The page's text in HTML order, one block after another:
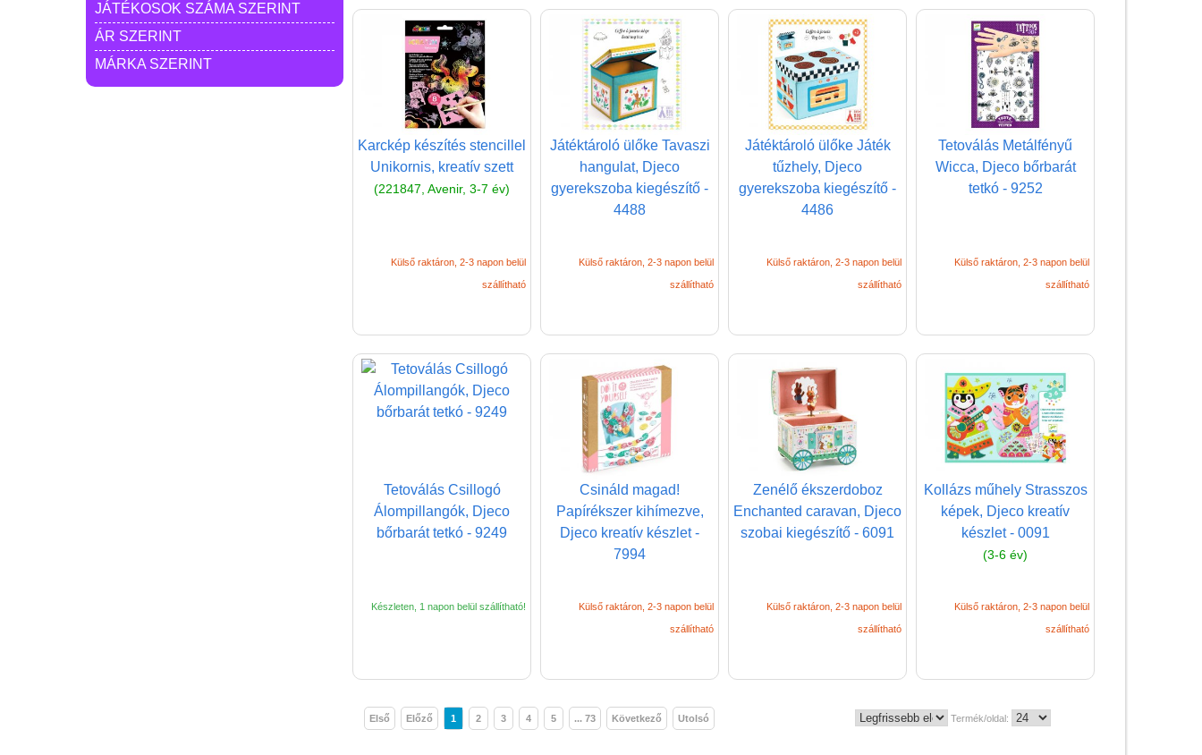
JÁTÉKOSOK SZÁMA SZERINT
ÁR SZERINT
MÁRKA SZERINT
Karckép készítés stencillel
Unikornis, kreatív szett
(221847, Avenir, 3-7 év)
Külső raktáron, 2-3 napon belül
szállítható
Játéktároló ülőke Tavaszi
hangulat, Djeco
gyerekszoba kiegészítő -
4488
Külső raktáron, 2-3 napon belül
szállítható
Játéktároló ülőke Játék
tűzhely, Djeco
gyerekszoba kiegészítő -
4486
Külső raktáron, 2-3 napon belül
szállítható
Tetoválás Metálfényű
Wicca, Djeco bőrbarát
tetkó - 9252
Külső raktáron, 2-3 napon belül
szállítható
Tetoválás Csillogó
Álompillangók, Djeco
bőrbarát tetkó - 9249
Készleten, 1 napon belül szállítható!
Csináld magad!
Papírékszer kihímezve,
Djeco kreatív készlet -
7994
Külső raktáron, 2-3 napon belül
szállítható
Zenélő ékszerdoboz
Enchanted caravan, Djeco
szobai kiegészítő - 6091
Külső raktáron, 2-3 napon belül
szállítható
Kollázs műhely Strasszos
képek, Djeco kreatív
készlet - 0091
(3-6 év)
Külső raktáron, 2-3 napon belül
szállítható
Első Előző 1 2 3 4 5 ... 73 Következő Utolsó Termék/oldal:
Garancia
Játék rendelés - Az internetes
vásárlás előnyei
Reklamáció és Elállás